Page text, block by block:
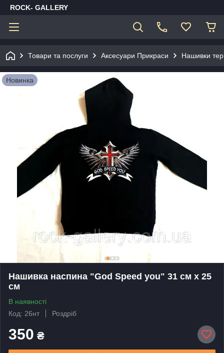
ROCK- GALLERY
Товари та послуги Аксесуари Прикраси Нашивки
Новинка
Нашивка наспина "God Speed you" 31 см х 25
см
В наявності
Код: 26нт
Роздріб
350 ₴